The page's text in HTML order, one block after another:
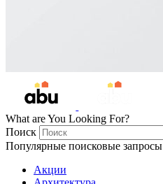
What are You Looking For?
Поиск
Популярные поисковые запросы
Акции